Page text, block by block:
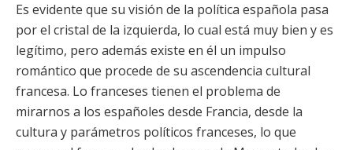
Es evidente que su visión de la política española pasa
por el cristal de la izquierda, lo cual está muy bien y es
legítimo, pero además existe en él un impulso
romántico que procede de su ascendencia cultural
francesa. Lo franceses tienen el problema de
mirarnos a los españoles desde Francia, desde la
cultura y parámetros políticos franceses, lo que